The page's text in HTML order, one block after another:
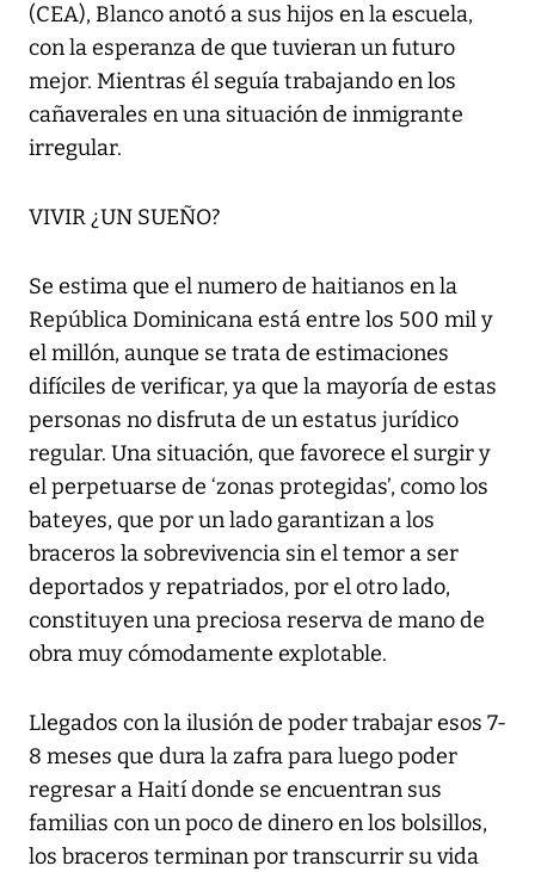
(CEA), Blanco anotó a sus hijos en la escuela,
con la esperanza de que tuvieran un futuro
mejor. Mientras él seguía trabajando en los
cañaverales en una situación de inmigrante
irregular.
VIVIR ¿UN SUEÑO?
Se estima que el numero de haitianos en la
República Dominicana está entre los 500 mil y
el millón, aunque se trata de estimaciones
difíciles de verificar, ya que la mayoría de estas
personas no disfruta de un estatus jurídico
regular. Una situación, que favorece el surgir y
el perpetuarse de ‘zonas protegidas’, como los
bateyes, que por un lado garantizan a los
braceros la sobrevivencia sin el temor a ser
deportados y repatriados, por el otro lado,
constituyen una preciosa reserva de mano de
obra muy cómodamente explotable.
Llegados con la ilusión de poder trabajar esos 7-
8 meses que dura la zafra para luego poder
regresar a Haití donde se encuentran sus
familias con un poco de dinero en los bolsillos,
los braceros terminan por transcurrir su vida